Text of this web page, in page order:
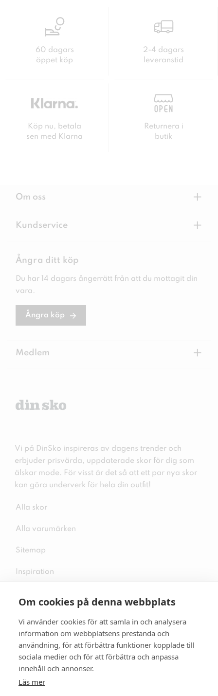
Om cookies på denna webbplats
Vi använder cookies för att samla in och analysera
information om webbplatsens prestanda och
användning, för att förbättra funktioner kopplade till
sociala medier och för att förbättra och anpassa
innehåll och annonser.
Läs mer
60 dagars
öppet köp
2-4 dagars
leveranstid
Köp nu, betala
sen med Klarna
Returnera i
butik
Om oss +
Kundservice +
Ångra ditt köp
Du har 14 dagars ångerrätt från att du mottagit din
vara.
Ångra köp
Medlem +
Vi på DinSko inspireras av dagens trender och
erbjuder prisvärda, uppdaterade skor för dig som
älskar mode. För visst är det så att ett par nya skor
kan göra underverk för hela din outfit!
Alla skor
Alla varumärken
Sitemap
Inspiration
Följ oss på sociala medier
Se mer skor: skopunkten.se